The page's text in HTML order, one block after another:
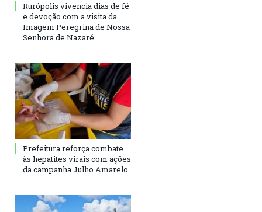
Rurópolis vivencia dias de fé
e devoção com a visita da
Imagem Peregrina de Nossa
Senhora de Nazaré
Prefeitura reforça combate
às hepatites virais com ações
da campanha Julho Amarelo